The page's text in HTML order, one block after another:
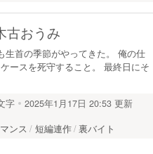
古おうみ
生首の季節がやってきた。 俺の仕
ースを死守すること。 最終日にそ
字
2025年1月17日 20:53 更新
ンス 短編連作 裏バイト